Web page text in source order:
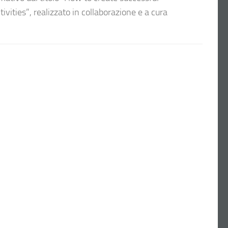
realizzato in collaborazione e a cura